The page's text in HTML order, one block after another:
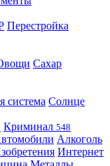
Перестройка
Сахар
система Солнце
Криминал 548
Алкоголь
Интернет